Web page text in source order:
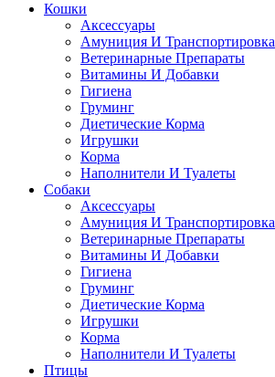
Кошки
Аксессуары
Амуниция И Транспортировка
Ветеринарные Препараты
Витамины И Добавки
Гигиена
Груминг
Диетические Корма
Игрушки
Корма
Наполнители И Туалеты
Собаки
Аксессуары
Амуниция И Транспортировка
Ветеринарные Препараты
Витамины И Добавки
Гигиена
Груминг
Диетические Корма
Игрушки
Корма
Наполнители И Туалеты
Птицы